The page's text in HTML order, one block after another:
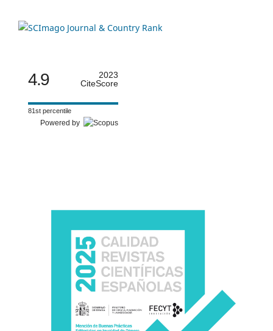
4.9
2023
CiteScore
81st percentile
Powered by